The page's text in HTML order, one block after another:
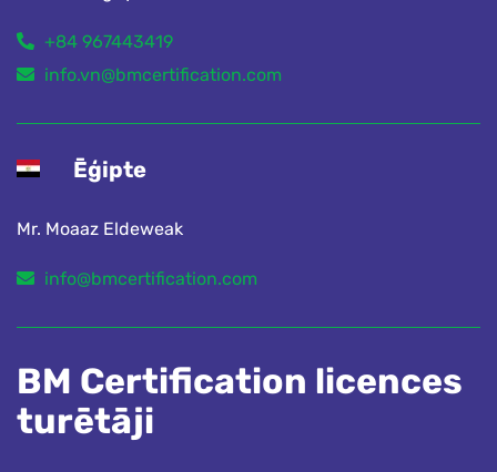
+84 967443419
info.vn@bmcertification.com
Ēģipte
Mr. Moaaz Eldeweak
info@bmcertification.com
BM Certification licences
turētāji